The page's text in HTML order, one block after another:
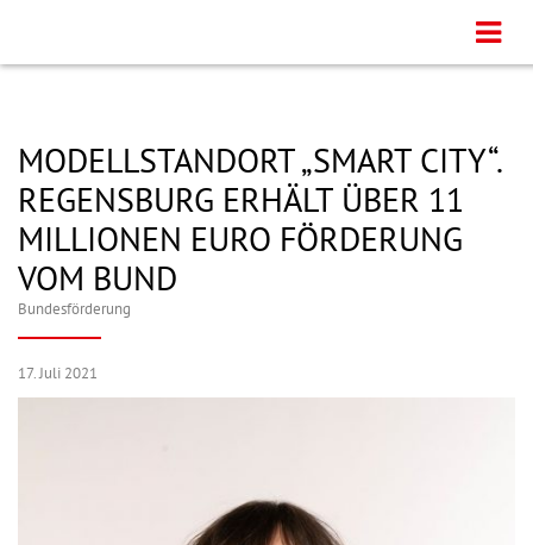
MODELLSTANDORT „SMART CITY“.
REGENSBURG ERHÄLT ÜBER 11
MILLIONEN EURO FÖRDERUNG
VOM BUND
Bundesförderung
17. Juli 2021